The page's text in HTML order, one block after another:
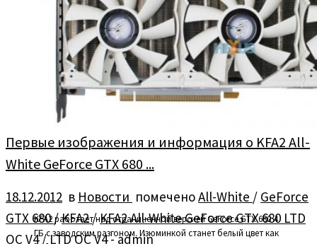
KFA2 работает над ограниченной версией GeForce GTX 680 4
ГБ с заводским разгоном. Изюминкой станет белый цвет как
Первые изображения и информация о KFA2 All-
White GeForce GTX 680 ...
18.12.2012 в Новости помеченоAll-White / GeForce
GTX 680/KFA2/KFA2 All-White GeForce GTX 680 LTD
OC V4/LTD OC V4-admin